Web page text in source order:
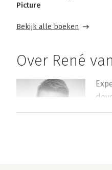
Picture
Bekijk alle boeken
Over René